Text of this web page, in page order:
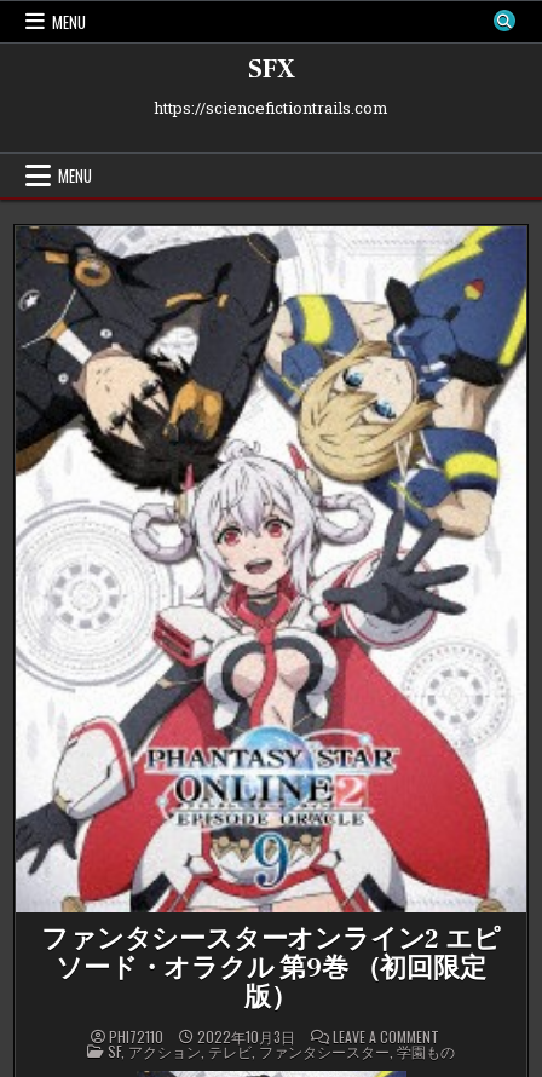
Skip
MENU
SFX
https://sciencefictiontrails.com
MENU
ファンタシースターオンライン2 エピ
ソード・オラクル 第9巻 （初回限定
版）
PHI72110 2022年10月3日 LEAVE A COMMENT
フ
ァ
POSTED
IN
SF,アクション,テレビ,ファンタシースター,学園もの